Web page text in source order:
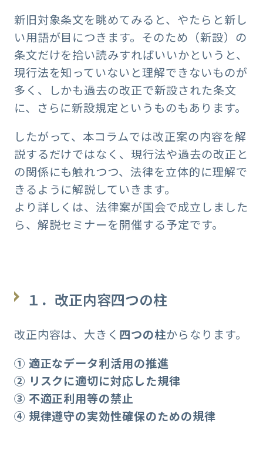
新旧対象条文を眺めてみると、やたらと新し
い用語が目につきます。そのため（新設）の
条文だけを拾い読みすればいいかというと、
現行法を知っていないと理解できないものが
多く、しかも過去の改正で新設された条文
に、さらに新設規定というものもあります。
したがって、本コラムでは改正案の内容を解
説するだけではなく、現行法や過去の改正と
の関係にも触れつつ、法律を立体的に理解で
きるように解説していきます。
より詳しくは、法律案が国会で成立しました
ら、解説セミナーを開催する予定です。
１．改正内容四つの柱
改正内容は、大きく 四つの柱からなります。
① 適正なデータ利活用の推進
② リスクに適切に対応した規律
③ 不適正利用等の禁止
④ 規律遵守の実効性確保のための規律